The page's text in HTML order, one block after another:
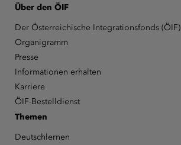
Über den ÖIF
Der Österreichische Integrationsfonds (ÖIF)
Organigramm
Presse
Informationen erhalten
Karriere
ÖIF-Bestelldienst
Themen
Deutschlernen